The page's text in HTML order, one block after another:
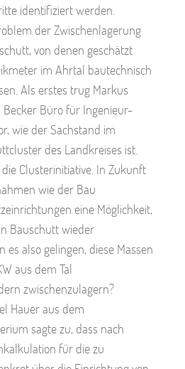
identifiziert werden.
der Zwischenlagerung
von denen geschätzt
im Ahrtal bautechnisch
Als erstes trug Markus
Büro für Ingenieur-
wie der Sachstand im
des Landkreises ist.
Clusterinitiative. In Zukunft
wie der Bau
eine Möglichkeit,
Bauschutt wieder
es also gelingen, diese Massen
aus dem Tal
zwischenzulagern?
Hauer aus dem
sagte zu, dass nach
für die zu